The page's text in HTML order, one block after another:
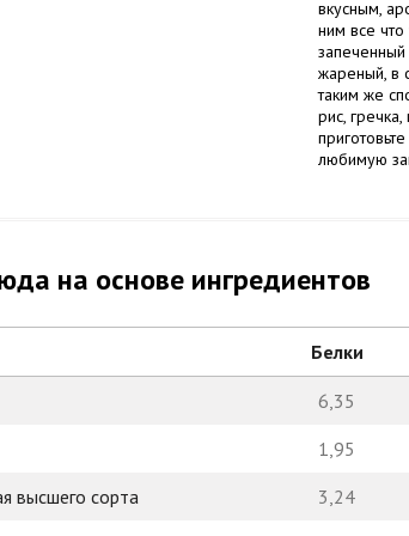
вкусным,
ним все
жареный, в
таким же
рис,
любимую
на основе ингредиентов
Белки
6,35
1,95
высшего сорта
3,24